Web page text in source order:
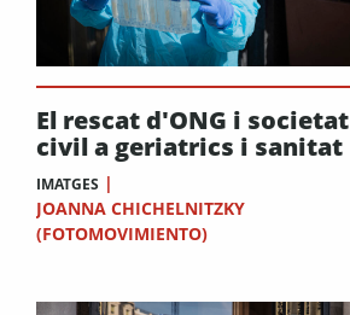
El rescat d'ONG i societat
civil a geriatrics i sanitat
IMATGES |
JOANNA CHICHELNITZKY
(FOTOMOVIMIENTO)